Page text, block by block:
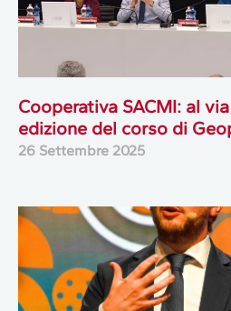
Cooperativa SACMI: al
edizione del corso di
26 Settembre 2025